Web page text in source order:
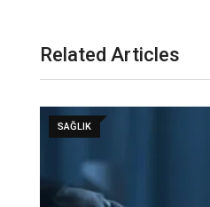
Related Articles
SAĞLIK